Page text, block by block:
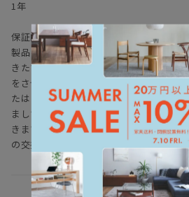
1年
保証内容
製品を取扱説明書の注意事項を守りお使
きたす不具合、故障がおきた場合、お買
をさせていただきます。ご購入の際に当
たはレシート、領収書を保管してくださ
ましては、有償修理、または、有償での
きます。※商品の廃盤などに伴い、同じ
の交換になる場合がありますので、ご了